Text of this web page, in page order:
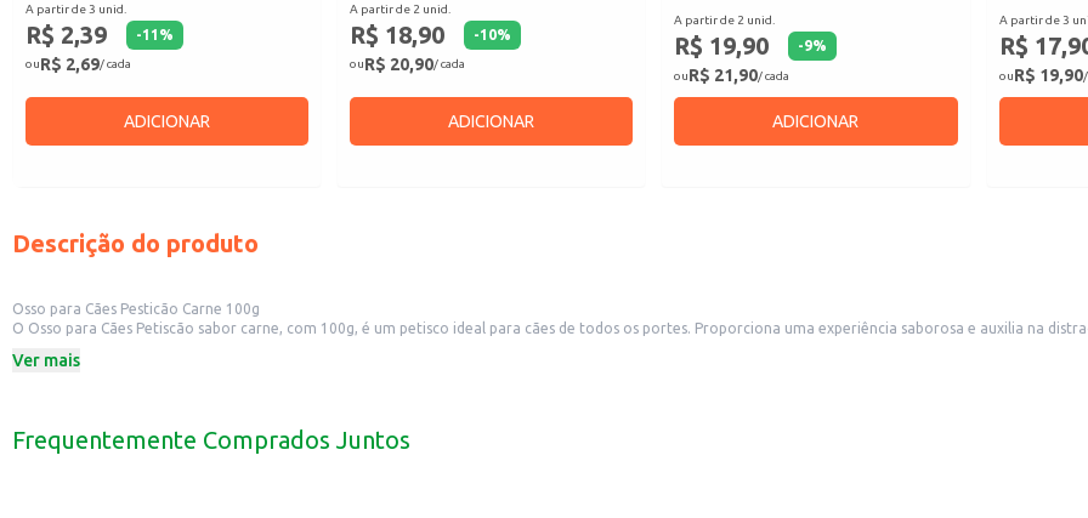
A partir de 3 unid.
R$ 2,39 -11 %
ouR$ 2,69/ cada
ADICIONAR
A partir de 2 unid.
R$ 18,90 -10%
ouR$ 20,90/ cada
ADICIONAR
A partir de 2 unid.
R$ 19,90 -9%
ouR$ 21,90/ cada
ADICIONAR
A partir de 3
R$
ouR$ 19,90/
Descrição do produto
Osso para Cães Pesticão Carne 100g
O Osso para Cães Petiscão sabor carne, com 100g, é um petisco ideal para cães de todos os portes. Proporciona uma experiência saborosa e auxilia na
Ofereça como recompensa em treinamentos.
Ver mais
Frequentemente Comprados Juntos